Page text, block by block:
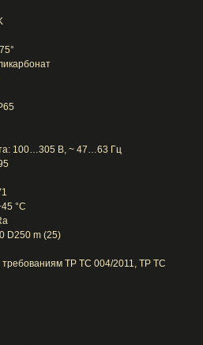
100…305 В, ~ 47…63 Гц
°С
D250 m (25)
TP TC 004/2011, TP TC